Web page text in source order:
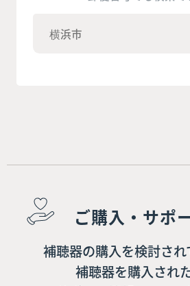
ご購入・サポ
補聴器の購入を検討され
補聴器を購入され